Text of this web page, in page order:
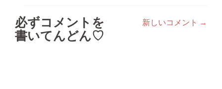
コ
メ
新しいコメント →
必ずコメントを
書いてんどん♡